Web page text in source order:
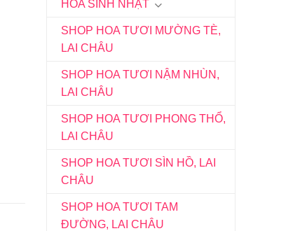
HOA SINH NHẬT
SHOP HOA TƯƠI MƯỜNG TÈ,
LAI CHÂU
SHOP HOA TƯƠI NẬM NHÙN,
LAI CHÂU
SHOP HOA TƯƠI PHONG THỔ,
LAI CHÂU
SHOP HOA TƯƠI SÌN HỒ, LAI
CHÂU
SHOP HOA TƯƠI TAM
ĐƯỜNG, LAI CHÂU